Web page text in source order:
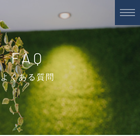
FAQ
よくある質問